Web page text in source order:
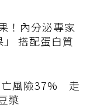
！內分泌專家
搭配蛋白質
亡風險37% 走
漿